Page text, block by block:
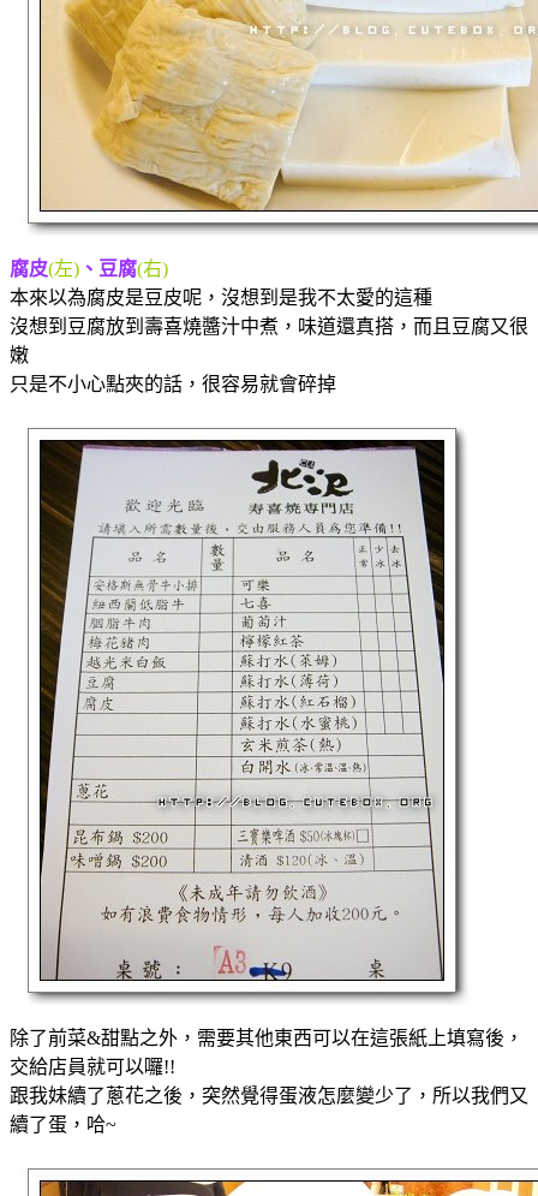
腐皮(左) 、豆腐(右)
本來以為腐皮是豆皮呢，沒想到是我不太愛的這種
沒想到豆腐放到壽喜燒醬汁中煮，味道還真搭，而且豆腐又很
嫩
只是不小心點夾的話，很容易就會碎掉
除了前菜&甜點之外，需要其他東西可以在這張紙上填寫後，
交給店員就可以囉!!
跟我妹續了蔥花之後，突然覺得蛋液怎麼變少了，所以我們又
續了蛋，哈~